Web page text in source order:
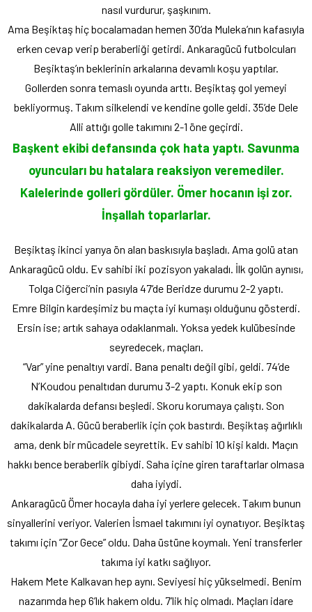
nasıl vurdurur, şaşkınım.
Ama Beşiktaş hiç bocalamadan hemen 30’da Muleka’nın kafasıyla
erken cevap verip beraberliği getirdi. Ankaragücü futbolcuları
Beşiktaş’ın beklerinin arkalarına devamlı koşu yaptılar.
Gollerden sonra temaslı oyunda arttı. Beşiktaş gol yemeyi
bekliyormuş. Takım silkelendi ve kendine golle geldi. 35’de Dele
Alli attığı golle takımını 2-1 öne geçirdi.
Başkent ekibi defansında çok hata yaptı. Savunma
oyuncuları bu hatalara reaksiyon veremediler.
Kalelerinde golleri gördüler. Ömer hocanın işi zor.
İnşallah toparlarlar.
Beşiktaş ikinci yarıya ön alan baskısıyla başladı. Ama golü atan
Ankaragücü oldu. Ev sahibi iki pozisyon yakaladı. İlk golün aynısı,
Tolga Ciğerci’nin pasıyla 47’de Beridze durumu 2-2 yaptı.
Emre Bilgin kardeşimiz bu maçta iyi kumaşı olduğunu gösterdi.
Ersin ise; artık sahaya odaklanmalı. Yoksa yedek kulübesinde
seyredecek, maçları.
“Var” yine penaltıyı vardi. Bana penaltı değil gibi, geldi. 74’de
N’Koudou penaltıdan durumu 3-2 yaptı. Konuk ekip son
dakikalarda defansı beşledi. Skoru korumaya çalıştı. Son
dakikalarda A. Gücü beraberlik için çok bastırdı. Beşiktaş ağırlıklı
ama, denk bir mücadele seyrettik. Ev sahibi 10 kişi kaldı. Maçın
hakkı bence beraberlik gibiydi. Saha içine giren taraftarlar olmasa
daha iyiydi.
Ankaragücü Ömer hocayla daha iyi yerlere gelecek. Takım bunun
sinyallerini veriyor. Valerien İsmael takımını iyi oynatıyor. Beşiktaş
takımı için ”Zor Gece” oldu. Daha üstüne koymalı. Yeni transferler
takıma iyi katkı sağlıyor.
Hakem Mete Kalkavan hep aynı. Seviyesi hiç yükselmedi. Benim
nazarımda hep 6’lık hakem oldu. 7’lik hiç olmadı. Maçları idare